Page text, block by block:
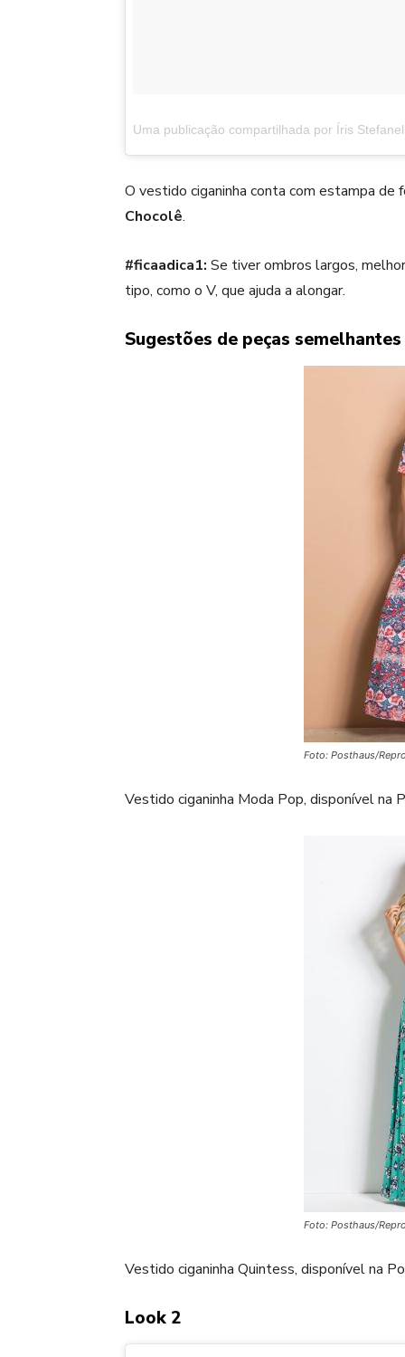
Uma publicação compartilhada por Íris
O vestido ciganinha conta com estampa
Chocolê.
#ficaadica1: Se tiver ombros largos,
tipo, como o V, que ajuda a alongar.
Sugestões de peças semelhantes
Foto: Posthaus/
Vestido ciganinha Moda Pop, disponível
Foto: Posthaus/
Vestido ciganinha Quintess, disponível na
Look 2